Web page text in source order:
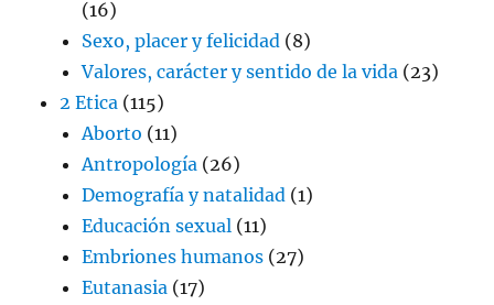
(16)
Sexo, placer y felicidad (8)
Valores, carácter y sentido de la vida (23)
2 Etica (115)
Aborto (11)
Antropología (26)
Demografía y natalidad (1)
Educación sexual (11)
Embriones humanos (27)
Eutanasia (17)